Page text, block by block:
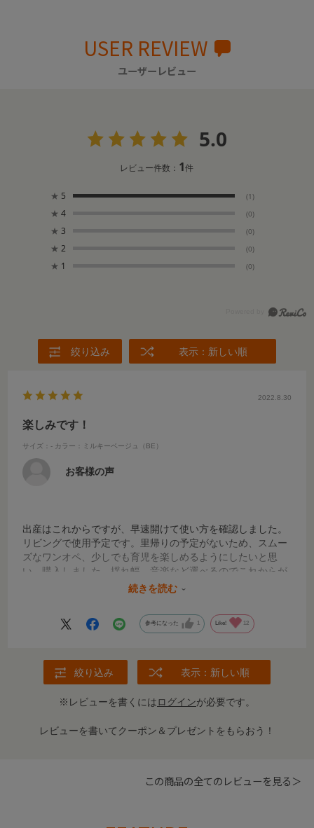
USER REVIEW
ユーザーレビュー
5.0
レビュー件数： 1件
★ 5 (1)
★ 4 (0)
★ 3 (0)
★ 2 (0)
★ 1 (0)
絞り込み 表示：新しい順
2022.8.30
楽しみです！
サイズ：- カラー：ミルキーベージュ（BE）
お客様の声
出産はこれからですが、早速開けて使い方を確認しました。
リビングで使用予定です。里帰りの予定がないため、スムー
ズなワンオペ、少しでも育児を楽しめるようにしたいと思
い、購入しました。揺れ幅、音楽など選べるのでこれからが
楽しみです。期待を込めて、評価は5点とさせていただきま
続きを読む
参考になった 1 Like! 12
絞り込み 表示：新しい順
※レビューを書くにはログインが必要です。
レビューを書いてクーポン＆プレゼントをもらおう！
この商品の全てのレビューを見る＞